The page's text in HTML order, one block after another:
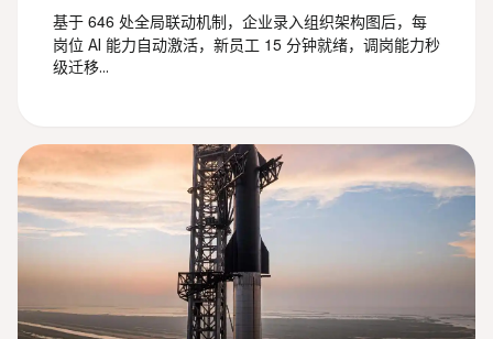
基于 646 处全局联动机制，企业录入组织架构图后，每
岗位 AI 能力自动激活，新员工 15 分钟就绪，调岗能力秒
级迁移...